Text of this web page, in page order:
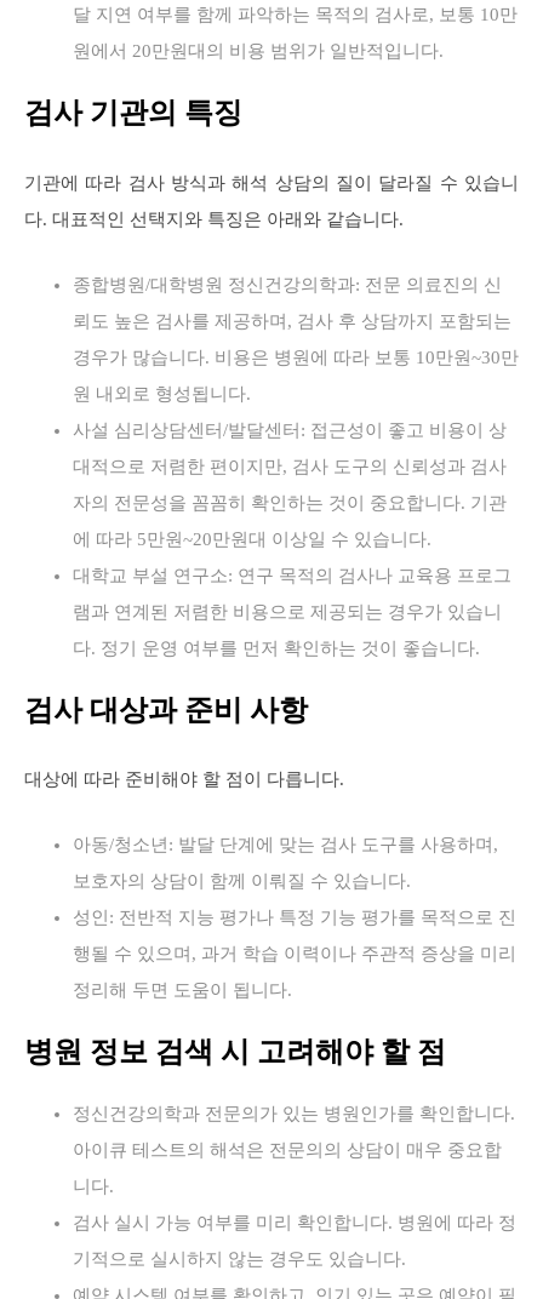
달 지연 여부를 함께 파악하는 목적의 검사로, 보통 10만
원에서 20만원대의 비용 범위가 일반적입니다.
검사 기관의 특징
기관에 따라 검사 방식과 해석 상담의 질이 달라질 수 있습니
다. 대표적인 선택지와 특징은 아래와 같습니다.
종합병원/대학병원 정신건강의학과: 전문 의료진의 신
뢰도 높은 검사를 제공하며, 검사 후 상담까지 포함되는
경우가 많습니다. 비용은 병원에 따라 보통 10만원~30만
원 내외로 형성됩니다.
사설 심리상담센터/발달센터: 접근성이 좋고 비용이 상
대적으로 저렴한 편이지만, 검사 도구의 신뢰성과 검사
자의 전문성을 꼼꼼히 확인하는 것이 중요합니다. 기관
에 따라 5만원~20만원대 이상일 수 있습니다.
대학교 부설 연구소: 연구 목적의 검사나 교육용 프로그
램과 연계된 저렴한 비용으로 제공되는 경우가 있습니
다. 정기 운영 여부를 먼저 확인하는 것이 좋습니다.
검사 대상과 준비 사항
대상에 따라 준비해야 할 점이 다릅니다.
아동/청소년: 발달 단계에 맞는 검사 도구를 사용하며,
보호자의 상담이 함께 이뤄질 수 있습니다.
성인: 전반적 지능 평가나 특정 기능 평가를 목적으로 진
행될 수 있으며, 과거 학습 이력이나 주관적 증상을 미리
정리해 두면 도움이 됩니다.
병원 정보 검색 시 고려해야 할 점
정신건강의학과 전문의가 있는 병원인가를 확인합니다.
아이큐 테스트의 해석은 전문의의 상담이 매우 중요합
니다.
검사 실시 가능 여부를 미리 확인합니다. 병원에 따라 정
기적으로 실시하지 않는 경우도 있습니다.